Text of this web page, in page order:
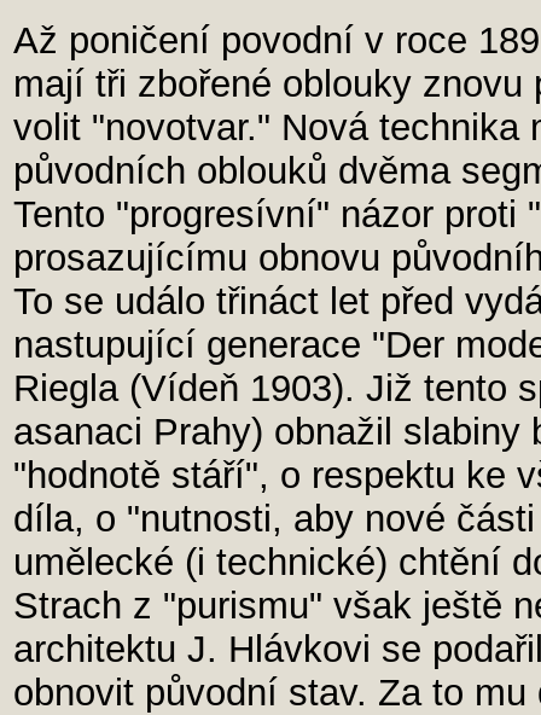
Až poničení povodní v roce
mají tři zbořené oblouky
volit "novotvar." Nová technika
původních oblouků dvěma
Tento "progresívní" názor proti
prosazujícímu obnovu
To se událo třináct let před
nastupující generace "Der
Riegla (Vídeň 1903). Již tento
asanaci Prahy) obnažil
"hodnotě stáří", o respektu ke
díla, o "nutnosti, aby nové
umělecké (i technické) chtění
Strach z "purismu" však ještě
architektu J. Hlávkovi se
obnovit původní stav. Za to